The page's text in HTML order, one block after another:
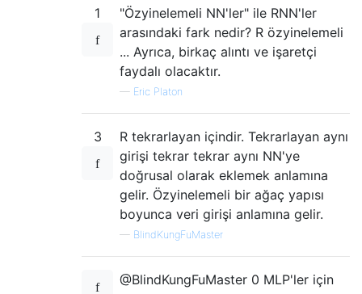
1
"Özyinelemeli NN'ler" ile RNN'ler
arasındaki fark nedir? R özyinelemeli
... Ayrıca, birkaç alıntı ve işaretçi
faydalı olacaktır.
— Eric Platon
3
R tekrarlayan içindir. Tekrarlayan aynı
girişi tekrar tekrar aynı NN'ye
doğrusal olarak eklemek anlamına
gelir. Özyinelemeli bir ağaç yapısı
boyunca veri girişi anlamına gelir.
— BlindKungFuMaster
@BlindKungFuMaster 0 MLP'ler için